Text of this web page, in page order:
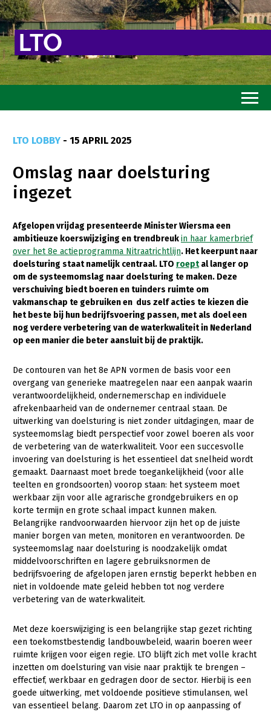
Goed eten
Mooi groen
Sterk ondernemerschap
Transitiepaden
Thema’s
Gezonde planten
Gezonde dieren
Natuur, klimaat en energie
Platteland en omgeving
Mens, ondernemerschap en onderwijs
Internationaal
Sectoren
Dier
Biologische Landbouw
Geitenhouderij
Kalverhouderij
Konijnenhouderij
Melkveehouderij
Paardenhouderij
Pluimveehouderij
Schapenhouderij
Varkenshouderij
Vleesveehouderij
Plant
Akkerbouw
Biologische Landbouw
Bollenteelt
Bomen, vaste planten en zomerbloemen
Fruitteelt
Glastuinbouw
Paddenstoelen
Vollegrondsgroente
Multifunctionele landbouw
Multifunctioneel
Vrouw en Bedrijf
Onderwerpen
Nieuws
Nieuwsabonnement
Over LTO
LTO Nederland
Mensen
LTO LOBBY - 15 APRIL 2025
Omslag naar doelsturing
ingezet
Afgelopen vrijdag presenteerde Minister Wiersma een
ambitieuze koerswijziging en trendbreukin haar kamerbrief
over het 8e actieprogramma Nitraatrichtlijn. Het keerpunt naar
doelsturing staat namelijk centraal. LTO roeptal langer op
om de systeemomslag naar doelsturing te maken. Deze
verschuiving biedt boeren en tuinders ruimte om
vakmanschap te gebruiken en dus zelf acties te kiezen die
het beste bij hun bedrijfsvoering passen, met als doel een
nog verdere verbetering van de waterkwaliteit in Nederland
op een manier die beter aansluit bij de praktijk.
De contouren van het 8e APN vormen de basis voor een
overgang van generieke maatregelen naar een aanpak waarin
verantwoordelijkheid, ondernemerschap en individuele
afrekenbaarheid van de ondernemer centraal staan. De
uitwerking van doelsturing is niet zonder uitdagingen, maar de
systeemomslag biedt perspectief voor zowel boeren als voor
de verbetering van de waterkwaliteit. Voor een succesvolle
invoering van doelsturing is het essentieel dat snelheid wordt
gemaakt. Daarnaast moet brede toegankelijkheid (voor alle
teelten en grondsoorten) voorop staan: het systeem moet
werkbaar zijn voor alle agrarische grondgebruikers en op
korte termijn en grote schaal impact kunnen maken.
Belangrijke randvoorwaarden hiervoor zijn het op de juiste
manier borgen van meten, monitoren en verantwoorden. De
systeemomslag naar doelsturing is noodzakelijk omdat
middelvoorschriften en lagere gebruiksnormen de
bedrijfsvoering de afgelopen jaren ernstig beperkt hebben en
niet in voldoende mate geleid hebben tot nog verdere
verbetering van de waterkwaliteit.
Met deze koerswijziging is een belangrijke stap gezet richting
een toekomstbestendig landbouwbeleid, waarin boeren weer
ruimte krijgen voor eigen regie. LTO blijft zich met volle kracht
inzetten om doelsturing van visie naar praktijk te brengen –
effectief, werkbaar en gedragen door de sector. Hierbij is een
goede uitwerking, met voldoende positieve stimulansen, wel
van essentieel belang. Daarom zet LTO in op aanpassing of